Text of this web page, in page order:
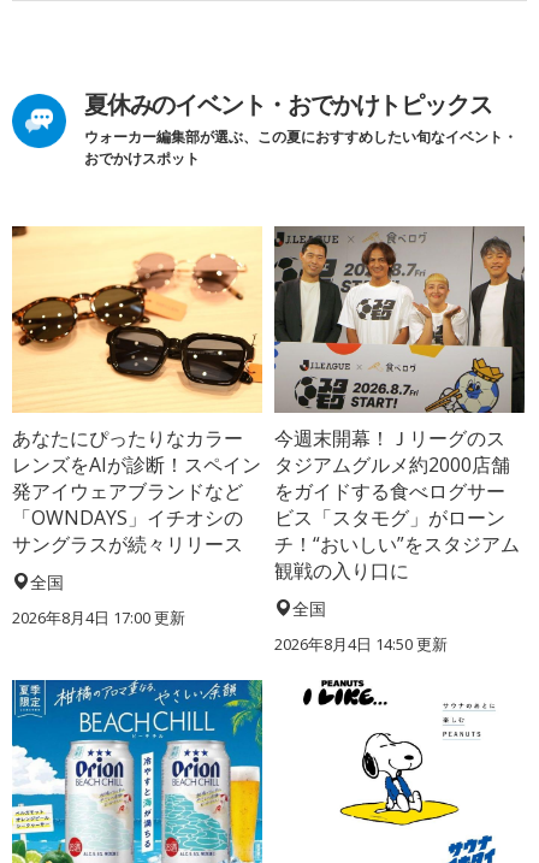
夏休みのイベント・おでかけトピックス
ウォーカー編集部が選ぶ、この夏におすすめしたい旬なイベント・
おでかけスポット
あなたにぴったりなカラー
レンズをAIが診断！スペイン
発アイウェアブランドなど
「OWNDAYS」イチオシの
サングラスが続々リリース
全国
2026年8月4日 17:00更新
今週末開幕！Ｊリーグのス
タジアムグルメ約2000店舗
をガイドする食べログサー
ビス「スタモグ」がローン
チ！“おいしい”をスタジアム
観戦の入り口に
全国
2026年8月4日 14:50更新